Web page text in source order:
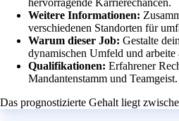
hervorragende Karrierechancen.
Weitere Informationen:
verschiedenen Standorten für
Warum dieser Job: Gestalte
dynamischen Umfeld und
Qualifikationen: Erfahrener
Mandantenstamm und Teamgeist.
Das prognostizierte Gehalt liegt